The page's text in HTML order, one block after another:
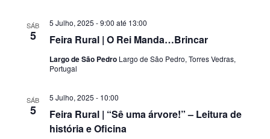
SÁB
5 Feira Rural | O Rei Manda…Brincar
5 Julho, 2025 - 9:00 até 13:00
Largo de São Pedro Largo de São Pedro, Torres Vedras,
Portugal
SÁB
5
Feira Rural | “Sê uma árvore!” – Leitura de
história e Oficina
5 Julho, 2025 - 10:00